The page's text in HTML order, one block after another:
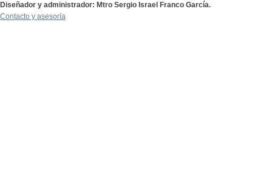
Diseñador y administrador: Mtro Sergio Israel Franco García.
Contacto y asesoría